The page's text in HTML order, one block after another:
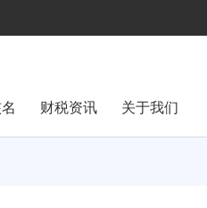
财税资讯 关于我们